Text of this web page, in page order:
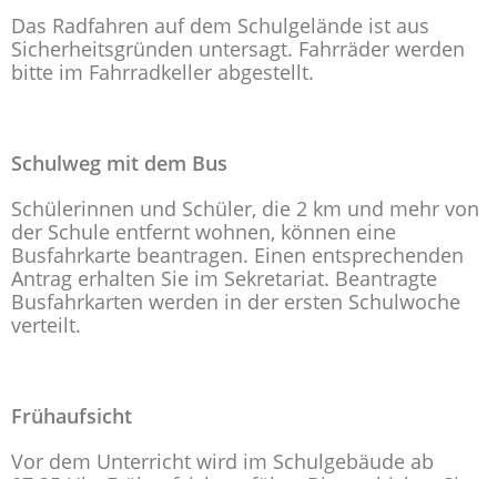
Das Radfahren auf dem Schulgelände ist aus
Sicherheitsgründen untersagt. Fahrräder werden
bitte im Fahrradkeller abgestellt.
Schulweg mit dem Bus
Schülerinnen und Schüler, die 2 km und mehr von
der Schule entfernt wohnen, können eine
Busfahrkarte beantragen. Einen entsprechenden
Antrag erhalten Sie im Sekretariat. Beantragte
Busfahrkarten werden in der ersten Schulwoche
verteilt.
Frühaufsicht
Vor dem Unterricht wird im Schulgebäude ab